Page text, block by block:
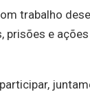
trabalho
prisões e